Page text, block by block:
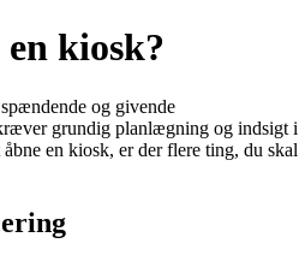
kiosk?
og givende
grundig planlægning og indsigt i
en kiosk, er der flere ting, du skal